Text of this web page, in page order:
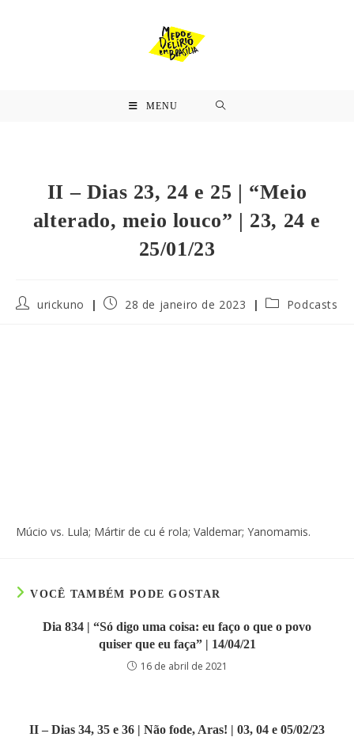
MENU
II – Dias 23, 24 e 25 | “Meio
alterado, meio louco” | 23, 24 e
25/01/23
urickuno 28 de janeiro de 2023 Podcasts
Múcio vs. Lula; Mártir de cu é rola; Valdemar; Yanomamis.
VOCÊ TAMBÉM PODE GOSTAR
Dia 834 | “Só digo uma coisa: eu faço o que o povo
quiser que eu faça” | 14/04/21
16 de abril de 2021
II – Dias 34, 35 e 36 | Não fode, Aras! | 03, 04 e 05/02/23